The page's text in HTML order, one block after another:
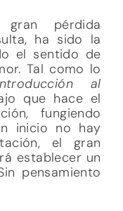
pérdida
ha sido la
el sentido de
Tal como lo
al
que hace el
fungiendo
inicio no hay
el gran
establecer un
pensamiento